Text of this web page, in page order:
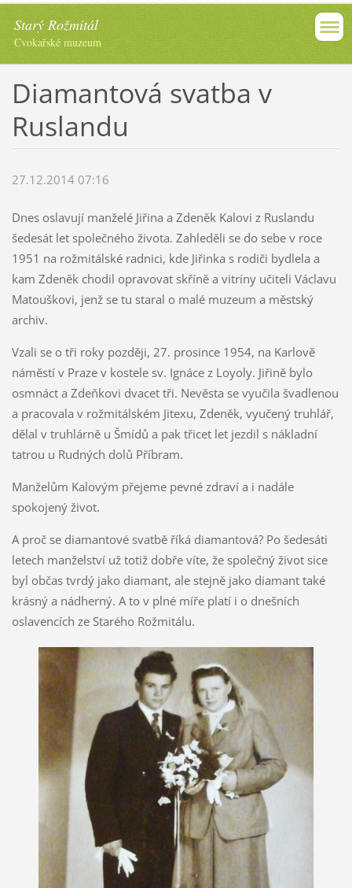
Starý Rožmitál
Cvokařské muzeum
Diamantová svatba v
Ruslandu
27.12.2014 07:16
Dnes oslavují manželé Jiřina a Zdeněk Kalovi z Ruslandu
šedesát let společného života. Zahleděli se do sebe v roce
1951 na rožmitálské radnici, kde Jiřinka s rodiči bydlela a
kam Zdeněk chodil opravovat skříně a vitríny učiteli Václavu
Matouškovi, jenž se tu staral o malé muzeum a městský
archiv.
Vzali se o tři roky později, 27. prosince 1954, na Karlově
náměstí v Praze v kostele sv. Ignáce z Loyoly. Jiřině bylo
osmnáct a Zdeňkovi dvacet tři. Nevěsta se vyučila švadlenou
a pracovala v rožmitálském Jitexu, Zdeněk, vyučený truhlář,
dělal v truhlárně u Šmídů a pak třicet let jezdil s nákladní
tatrou u Rudných dolů Příbram.
Manželům Kalovým přejeme pevné zdraví a i nadále
spokojený život.
A proč se diamantové svatbě říká diamantová? Po šedesáti
letech manželství už totiž dobře víte, že společný život sice
byl občas tvrdý jako diamant, ale stejně jako diamant také
krásný a nádherný. A to v plné míře platí i o dnešních
oslavencích ze Starého Rožmitálu.